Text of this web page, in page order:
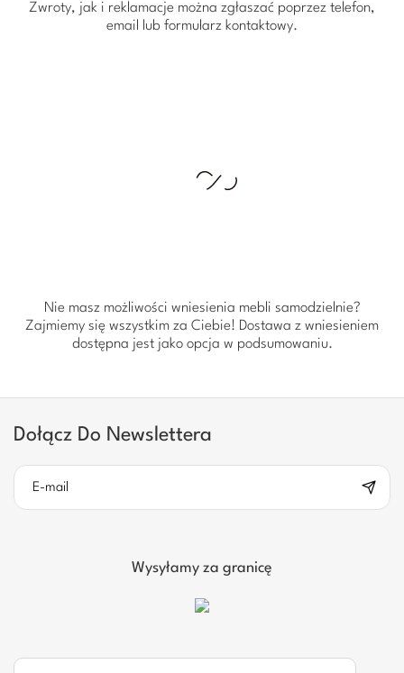
Zwroty, jak i reklamacje można zgłaszać poprzez telefon,
email lub formularz kontaktowy.
Nie masz możliwości wniesienia mebli samodzielnie?
Zajmiemy się wszystkim za Ciebie! Dostawa z wniesieniem
dostępna jest jako opcja w podsumowaniu.
Dołącz Do Newslettera
Wysyłamy za granicę